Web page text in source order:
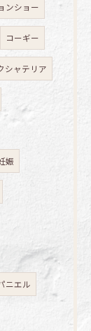
ンショー
コーギー
シャテリア
娠
ニエル